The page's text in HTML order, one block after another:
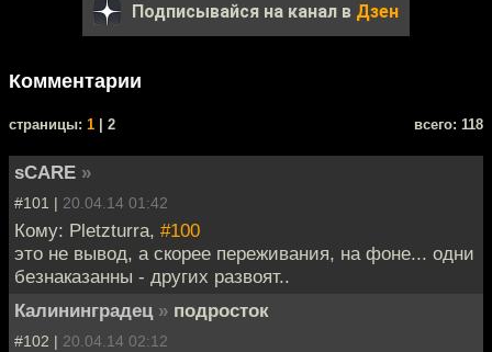
Подписывайся на канал в Дзен
Комментарии
cтраницы: 1 | 2 всего: 118
sCARE »
#101 | 20.04.14 01:42
Кому: Pletzturra, #100
это не вывод, а скорее переживания, на фоне... одни
безнаказанны - других развоят..
Калининградец » подросток
#102 | 20.04.14 02:12